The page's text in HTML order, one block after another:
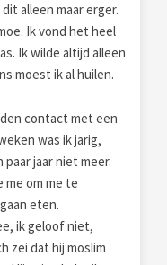
alleen maar erger.
Ik vond het heel
Ik wilde altijd alleen
moest ik al huilen.
contact met een
was ik jarig,
paar jaar niet meer.
me om me te
eten.
ik geloof niet,
zei dat hij moslim